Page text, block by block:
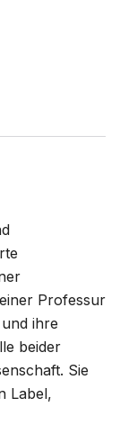
Professur
ihre
beider
Sie
Label,